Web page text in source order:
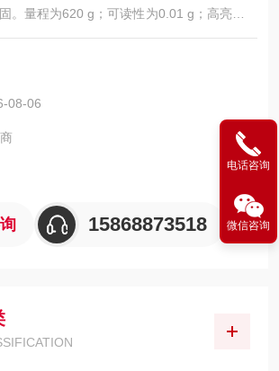
。量程为620 g；可读性为0.01 g；高亮度大
轻松调平；耐化学腐蚀性；USB和RS232连
08-06
15868873518
电话咨询
微信咨询